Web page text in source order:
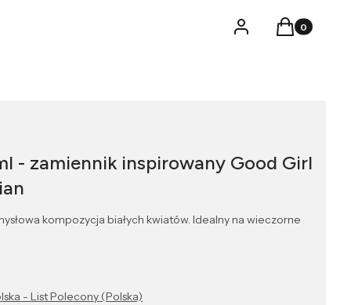
LogowanieProdukty w
Koszyk
- zamiennik inspirowany Good Girl
kompozycja białych kwiatów. Idealny na wieczorne
- List Polecony (Polska)